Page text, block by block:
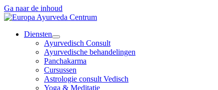
Ga naar de inhoud
Diensten
Ayurvedisch Consult
Ayurvedische behandelingen
Panchakarma
Cursussen
Astrologie consult Vedisch
Yoga & Meditatie